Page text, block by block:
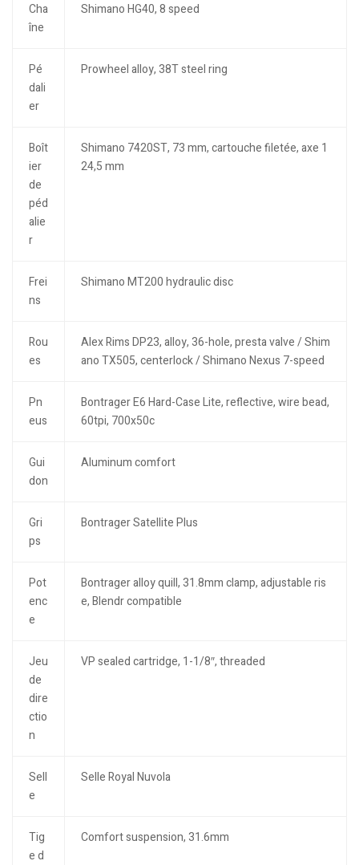
Cha
îne
Shimano HG40, 8 speed
Pé
dali
er
Prowheel alloy, 38T steel ring
Boît
ier
de
péd
alie
r
Shimano 7420ST, 73 mm, cartouche filetée, axe 1
24,5 mm
Frei
ns
Shimano MT200 hydraulic disc
Rou
es
Alex Rims DP23, alloy, 36-hole, presta valve / Shim
ano TX505, centerlock / Shimano Nexus 7-speed
Pn
eus
Bontrager E6 Hard-Case Lite, reflective, wire bead,
60tpi, 700x50c
Gui
don
Aluminum comfort
Gri
ps
Bontrager Satellite Plus
Pot
enc
e
Bontrager alloy quill, 31.8mm clamp, adjustable ris
e, Blendr compatible
Jeu
de
dire
ctio
n
VP sealed cartridge, 1-1/8″, threaded
Sell
e
Selle Royal Nuvola
Tig
e d
Comfort suspension, 31.6mm